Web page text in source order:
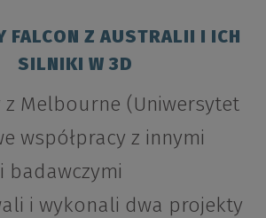
FALCON Z AUSTRALII I ICH
SILNIKI W 3D
z Melbourne (Uniwersytet
współpracy z innymi
badawczymi
i wykonali dwa projekty